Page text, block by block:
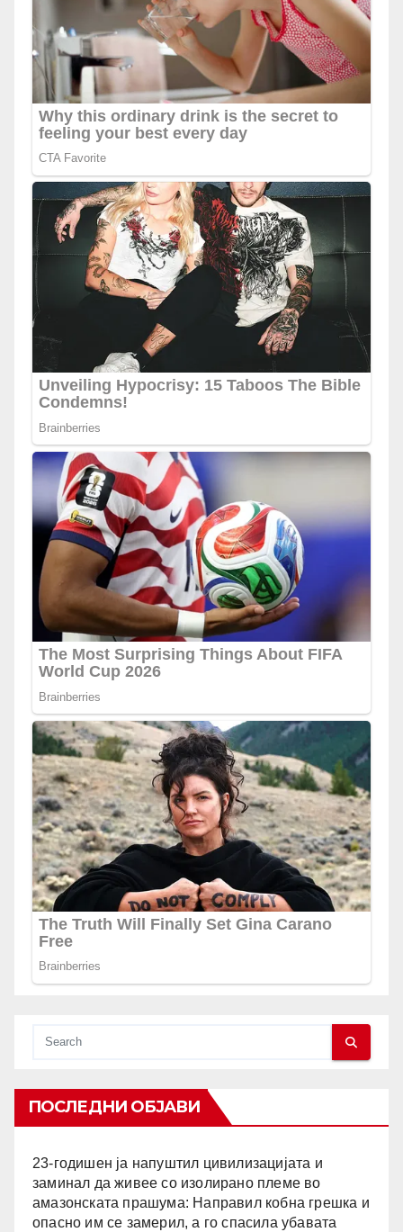
ПОСЛЕДНИ ОБЈАВИ
23-годишен ја напуштил цивилизацијата и
заминал да живее со изолирано племе во
амазонската прашума: Направил кобна грешка и
опасно им се замерил, а го спасила убавата